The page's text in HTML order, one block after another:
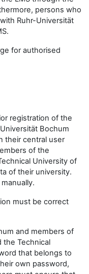
persons who
Ruhr-Universität
for authorised
registration of the
Bochum
their central user
of the
University of
of their university.
must be correct
and members of
the Technical
that belongs to
own password,